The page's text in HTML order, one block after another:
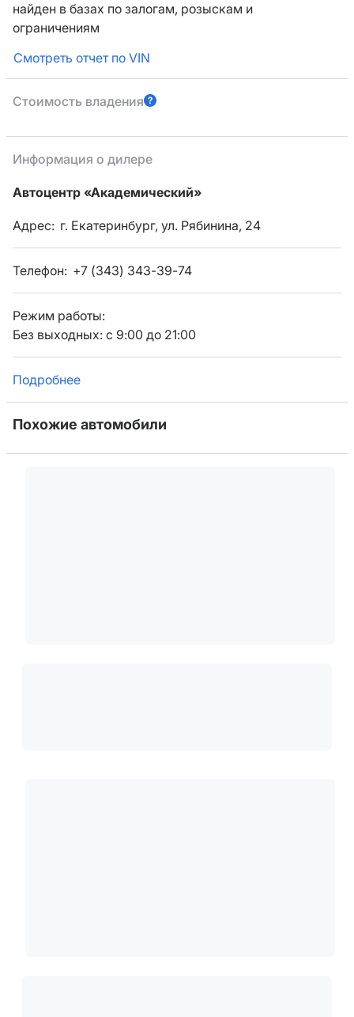
найден в базах по залогам, розыскам и
ограничениям
Смотреть отчет по VIN
Стоимость владения
Информация о дилере
Автоцентр «Академический»
Адрес: г. Екатеринбург, ул. Рябинина, 24
Телефон: +7 (343) 343-39-74
Режим работы:
Без выходных: с 9:00 до 21:00
Подробнее
Похожие автомобили